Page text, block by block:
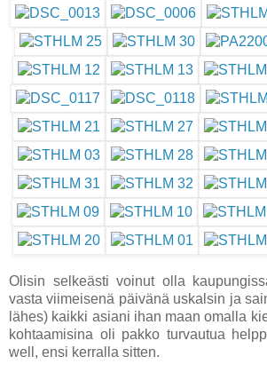
Olisin selkeästi voinut olla
vasta viimeisenä päivänä uskalsin ja
lähes) kaikki asiani ihan maan omalla
kohtaamisina oli pakko turvautua
well, ensi kerralla sitten.